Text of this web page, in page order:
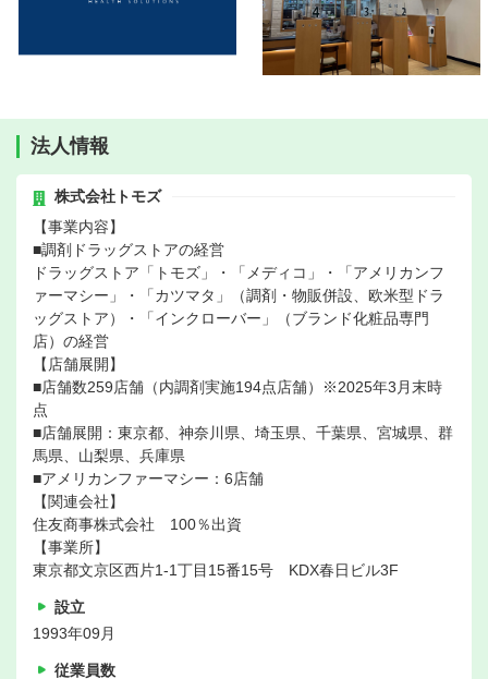
法人情報
株式会社トモズ
【事業内容】
■調剤ドラッグストアの経営
ドラッグストア「トモズ」・「メディコ」・「アメリカンフ
ァーマシー」・「カツマタ」（調剤・物販併設、欧米型ドラ
ッグストア）・「インクローバー」（ブランド化粧品専門
店）の経営
【店舗展開】
■店舗数259店舗（内調剤実施194点店舗）※2025年3月末時
点
■店舗展開：東京都、神奈川県、埼玉県、千葉県、宮城県、群
馬県、山梨県、兵庫県
■アメリカンファーマシー：6店舗
【関連会社】
住友商事株式会社 100％出資
【事業所】
東京都文京区西片1-1丁目15番15号 KDX春日ビル3F
設立
1993年09月
従業員数